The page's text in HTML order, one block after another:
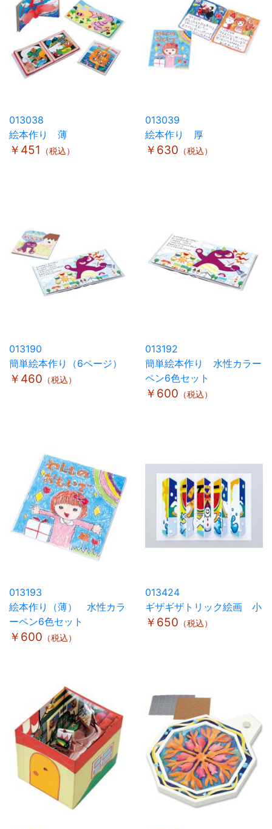
013038
絵本作り 薄
￥451 （税込）
013039
絵本作り 厚
￥630 （税込）
013190
簡単絵本作り（6ページ）
￥460 （税込）
013192
簡単絵本作り 水性カラー
ペン6色セット
￥600 （税込）
013193
絵本作り（薄） 水性カラ
ーペン6色セット
￥600 （税込）
013424
ギザギザトリック絵画 小
￥650 （税込）